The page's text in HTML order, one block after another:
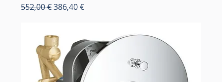
Κανονική τιμή
552,00 €Τιμή Έκπτωσης
386,40 €